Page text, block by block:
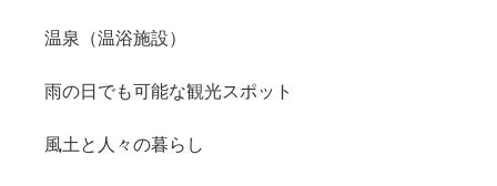
温泉（温浴施設）
雨の日でも可能な観光スポット
風土と人々の暮らし